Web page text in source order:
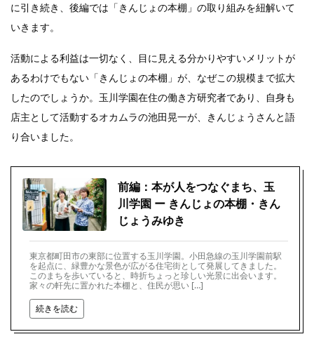
に引き続き、後編では「きんじょの本棚」の取り組みを紐解いて
いきます。
活動による利益は一切なく、目に見える分かりやすいメリットが
あるわけでもない「きんじょの本棚」が、なぜこの規模まで拡大
したのでしょうか。玉川学園在住の働き方研究者であり、自身も
店主として活動するオカムラの池田晃一が、きんじょうさんと語
り合いました。
前編：本が人をつなぐまち、玉
川学園 ー きんじょの本棚・きん
じょうみゆき
東京都町田市の東部に位置する玉川学園。小田急線の玉川学園前駅
を起点に、緑豊かな景色が広がる住宅街として発展してきました。
このまちを歩いていると、時折ちょっと珍しい光景に出会います。
家々の軒先に置かれた本棚と、住民が思い […]
続きを読む